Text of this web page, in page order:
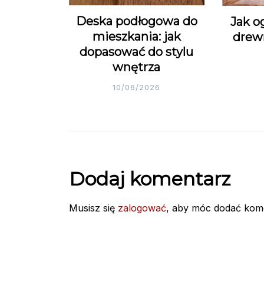
Deska podłogowa do
mieszkania: jak
dopasować do stylu
wnętrza
10/06/2026
Jak
Dodaj komentarz
Musisz się zalogować, aby móc dodać